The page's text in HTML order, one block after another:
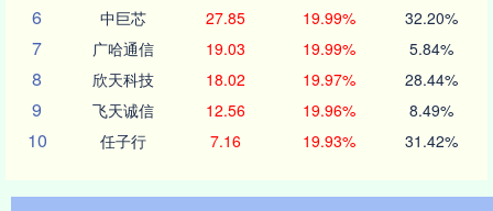
6 中巨芯 27.85 19.99% 32.20%
7 广哈通信 19.03 19.99% 5.84%
8 欣天科技 18.02 19.97% 28.44%
9 飞天诚信 12.56 19.96% 8.49%
10 任子行 7.16 19.93% 31.42%